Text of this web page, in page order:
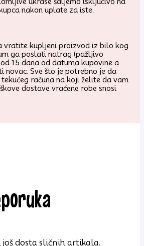
nakon uplate za iste.
vratite kupljeni proizvod iz bilo kog
ga poslati natrag (pažljivo
15 dana od datuma kupovine a
novac. Sve što je potrebno je da
računa na koji želite da vam
dostave vraćene robe snosi
dosta sličnih artikala.